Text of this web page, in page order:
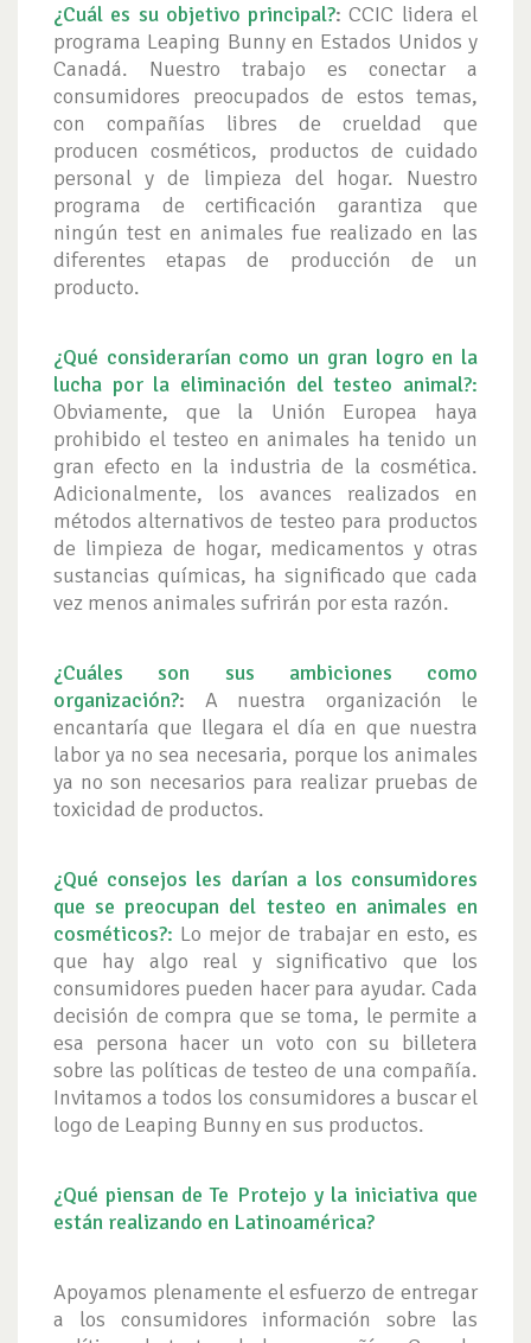
¿Cuál es su objetivo principal?: CCIC lidera el
programa Leaping Bunny en Estados Unidos y
Canadá. Nuestro trabajo es conectar a
consumidores preocupados de estos temas,
con compañías libres de crueldad que
producen cosméticos, productos de cuidado
personal y de limpieza del hogar. Nuestro
programa de certificación garantiza que
ningún test en animales fue realizado en las
diferentes etapas de producción de un
producto.
¿Qué considerarían como un gran logro en la
lucha por la eliminación del testeo animal?:
Obviamente, que la Unión Europea haya
prohibido el testeo en animales ha tenido un
gran efecto en la industria de la cosmética.
Adicionalmente, los avances realizados en
métodos alternativos de testeo para productos
de limpieza de hogar, medicamentos y otras
sustancias químicas, ha significado que cada
vez menos animales sufrirán por esta razón.
¿Cuáles son sus ambiciones como
organización?: A nuestra organización le
encantaría que llegara el día en que nuestra
labor ya no sea necesaria, porque los animales
ya no son necesarios para realizar pruebas de
toxicidad de productos.
¿Qué consejos les darían a los consumidores
que se preocupan del testeo en animales en
cosméticos?: Lo mejor de trabajar en esto, es
que hay algo real y significativo que los
consumidores pueden hacer para ayudar. Cada
decisión de compra que se toma, le permite a
esa persona hacer un voto con su billetera
sobre las políticas de testeo de una compañía.
Invitamos a todos los consumidores a buscar el
logo de Leaping Bunny en sus productos.
¿Qué piensan de Te Protejo y la iniciativa que
están realizando en Latinoamérica?
Apoyamos plenamente el esfuerzo de entregar
a los consumidores información sobre las